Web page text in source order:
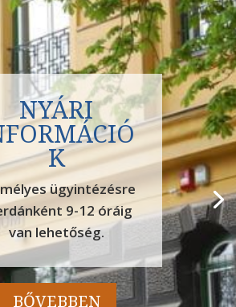
TÁJÉKOZTAT
IDEGEN
NYELVI
TÁSRÓL A
27-ES
Az utóbbi évek
alapján a
2027-es tanévben
esetben lehet
nyelvi
esetleg nyelv